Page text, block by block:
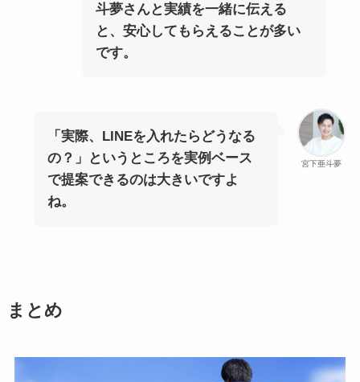
斗夢さんと実績を一緒に伝える
と、安心してもらえることが多い
です。
宮下亜斗夢
「実際、LINEを入れたらどうなる
の？」というところを実例ベース
で提案できるのは大きいですよ
ね。
まとめ